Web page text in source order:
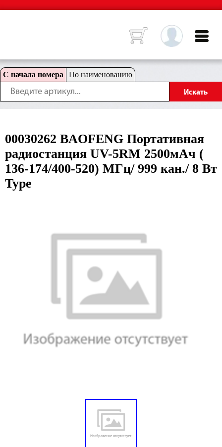
С начала номера По наименованию
00030262 BAOFENG Портативная
радиостанция UV-5RM 2500мАч (
136-174/400-520) МГц/ 999 кан./ 8 Вт
Type